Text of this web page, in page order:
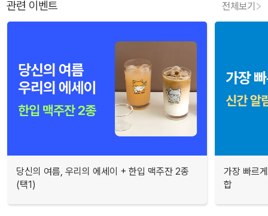
관련 이벤트 전체보기
당신의 여름, 우리의 에세이 + 한입 맥주잔 2종
(택1)
가장 빠르
합